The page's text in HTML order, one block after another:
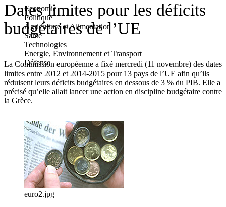
Economie
Politique
Agriculture et Alimentation
Santé
Technologies
Energie, Environnement et Transport
Défense
Dates limites pour les déficits
budgétaires de l’UE
La Commission européenne a fixé mercredi (11 novembre) des dates
limites entre 2012 et 2014-2015 pour 13 pays de l’UE afin qu’ils
réduisent leurs déficits budgétaires en dessous de 3 % du PIB. Elle a
précisé qu’elle allait lancer une action en discipline budgétaire contre
la Grèce.
euro2.jpg